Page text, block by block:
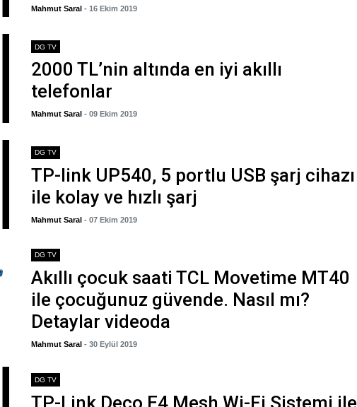
Mahmut Saral - 16 Ekim 2019
DG TV
2000 TL’nin altında en iyi akıllı
telefonlar
Mahmut Saral - 09 Ekim 2019
DG TV
TP-link UP540, 5 portlu USB şarj cihazı
ile kolay ve hızlı şarj
Mahmut Saral - 07 Ekim 2019
DG TV
Akıllı çocuk saati TCL Movetime MT40
ile çocuğunuz güvende. Nasıl mı?
Detaylar videoda
Mahmut Saral - 30 Eylül 2019
DG TV
TP-Link Deco E4 Mesh Wi-Fi Sistemi ile